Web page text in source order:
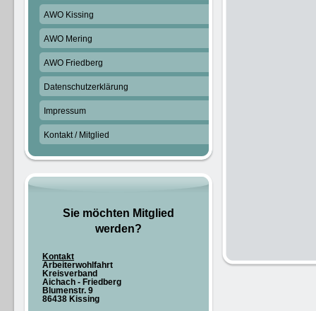
AWO Kissing
AWO Mering
AWO Friedberg
Datenschutzerklärung
Impressum
Kontakt / Mitglied
Sie möchten Mitglied
werden?
Kontakt
Arbeiterwohlfahrt
Kreisverband
Aichach - Friedberg
Blumenstr. 9
86438 Kissing